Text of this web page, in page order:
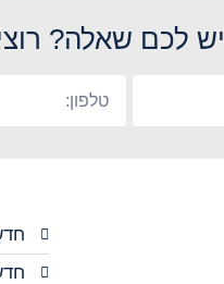
יש לכם שאלה?